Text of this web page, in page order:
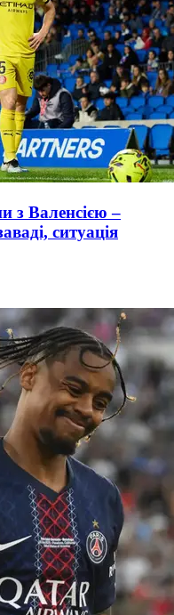
з Валенсією –
ситуація